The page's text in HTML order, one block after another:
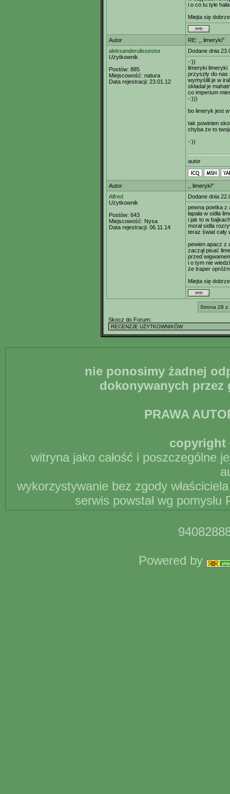
i o co tu tyle
Miejta się
Autor
RE: ,, limeryki"
aleksanderulissestor
Użytkownik
Postów: 885
Miejscowość: natura
Data rejestracji: 23.01.12
Dodane dnia
-:))
limeryki limeryki
przyszły do nas
wymyślili je w
składał je
co imperium
-:)))
bo limeryk jest
tak powinien
chyba że to
-:))
autor
Autor
,, limeryki"
Alfred
Użytkownik
Postów: 643
Miejscowość: Nysa
Data rejestracji: 06.11.14
Dodane dnia
pewna poetka z
łapała w sidła
i jak to w
morał sidła
teraz świat cały
pewien apacz z
zaczął pisać
przed
i o tym nie
że traper
Miejta się
Strona 28 z
Skocz do Forum:
nie ponosimy żadnej
dokonywanych
PRAWA
copyright
witryna jako całość i poszczególne
wykorzystywanie bez zgody
serwis powstał wg
Powered by